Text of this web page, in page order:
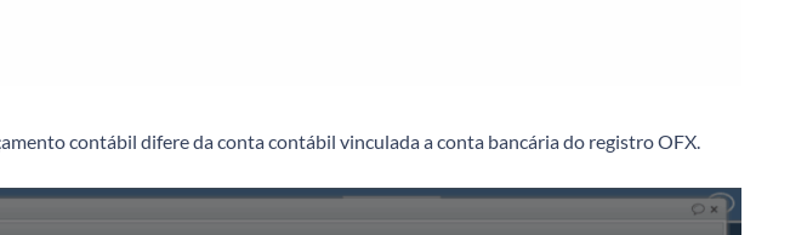
contábil difere da conta contábil vinculada a conta bancária do registro OFX.